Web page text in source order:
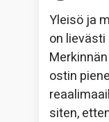
Yleisö ja
on
ostin
siten,